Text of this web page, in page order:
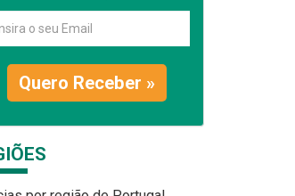
Quero Receber »